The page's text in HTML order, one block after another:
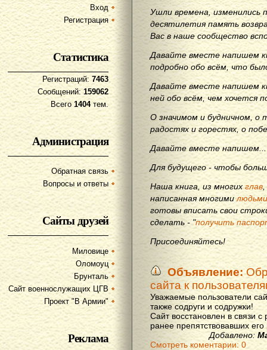
Вход
Регистрация
Статистика
Регистраций: 7463
Сообщений:159062
Всего 1404тем.
Администрация
Обратная связь
Вопросы и ответы
Сайты друзей
Миловице
Оломоуц
Брунталь
Сайт военнослужащих ЦГВ
Проект "В Армии"
Реклама
Ушли времена, изменились
десятилетия память
Вас в наше сообщество
Давайте вместе напишем
подробно обо всём, что
Давайте вместе напишем
ней обо всём, чем хочется
О значимом и будничном, о
радостях и горестях, о
Давайте вместе напишем...
Для будущего - чтобы
Наша книга, из многихглав
написанная многимилюдьми
готовы вписать свои
сделать - "получить
Присоединяйтесь!
Объявление:
сайта к
Уважаемые пользователи
также содруги и содружки!
Сайт восстановлен в связи
ранее препятствовавших
Добавлено:
Смотреть коментарии: 0